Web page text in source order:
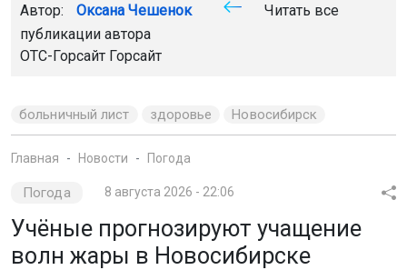
Автор: Оксана Чешенок
Читать все
публикации автора
ОТС-Горсайт Горсайт
больничный лист здоровье Новосибирск
Главная Новости Погода
Погода 8 августа 2026 - 22:06
Учёные прогнозируют учащение
волн жары в Новосибирске